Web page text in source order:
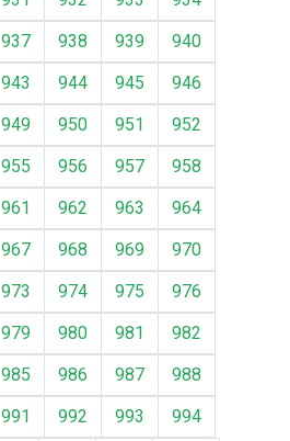
937 938 939
940
943 944 945
946
949 950 951
952
955 956 957
958
961 962 963
964
967 968 969
970
973 974 975
976
979 980 981
982
985 986 987
988
991 992 993
994